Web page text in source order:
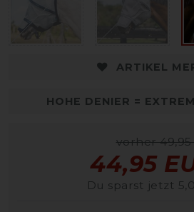
ARTIKEL
HOHE DENIER =
vorher
44,95
Du sparst jetzt